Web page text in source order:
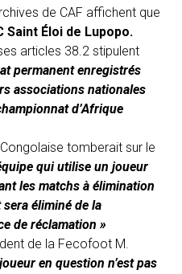
de CAF affichent que
Saint Éloi de Lupopo.
articles 38.2 stipulent
permanent enregistrés
associations nationales
d’Afrique
tomberait sur le
qui utilise un joueur
les matchs à élimination
éliminé de la
de réclamation »
de la Fecofoot M.
en question n’est pas